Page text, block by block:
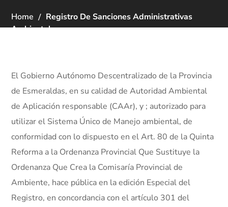
Home
Registro De Sanciones Administrativas
Ambientales
El Gobierno Autónomo Descentralizado de la Provincia
de Esmeraldas, en su calidad de Autoridad Ambiental
de Aplicación responsable (CAAr), y ; autorizado para
utilizar el Sistema Único de Manejo ambiental, de
conformidad con lo dispuesto en el Art. 80 de la Quinta
Reforma a la Ordenanza Provincial Que Sustituye la
Ordenanza Que Crea la Comisaría Provincial de
Ambiente, hace pública en la edición Especial del
Registro, en concordancia con el artículo 301 del